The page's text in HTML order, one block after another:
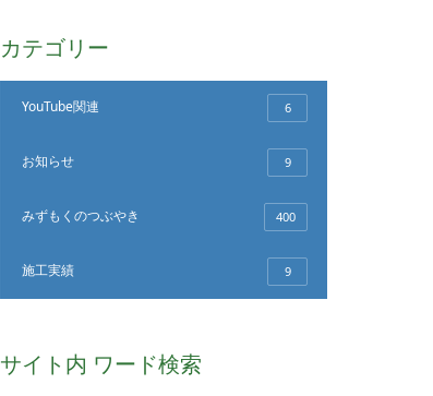
カテゴリー
YouTube関連 6
お知らせ 9
みずもくのつぶやき 400
施工実績 9
サイト内 ワード検索